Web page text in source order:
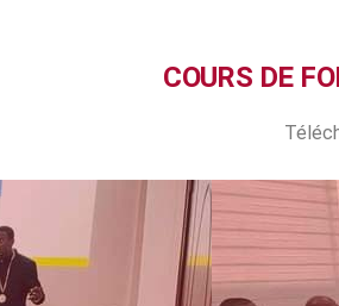
COURS DE